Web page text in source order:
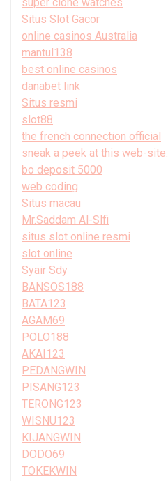
Situs Slot Gacor
online casinos Australia
mantul138
best online casinos
danabet link
Situs resmi
slot88
the french connection official
sneak a peek at this web-site.
bo deposit 5000
web coding
Situs macau
Mr.Saddam Al-Slfi
situs slot online resmi
slot online
Syair Sdy
BANSOS188
BATA123
AGAM69
POLO188
AKAI123
PEDANGWIN
PISANG123
TERONG123
WISNU123
KIJANGWIN
DODO69
TOKEKWIN